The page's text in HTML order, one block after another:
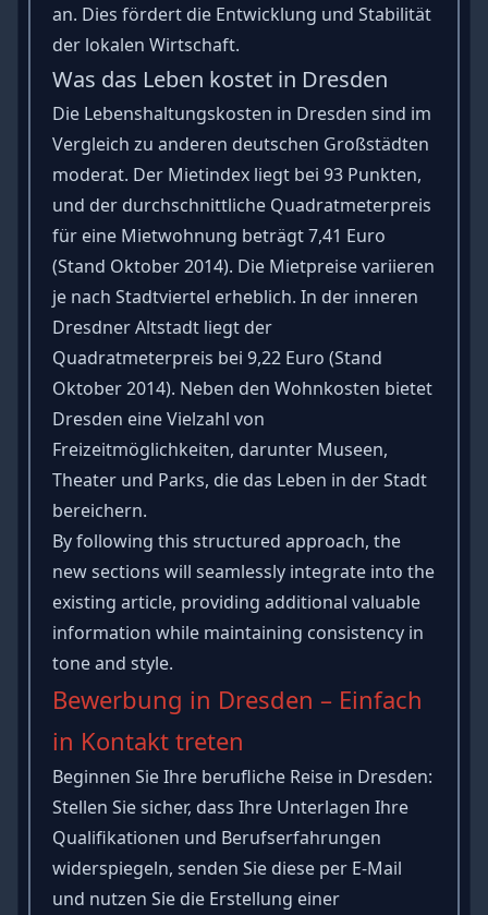
an. Dies fördert die Entwicklung und Stabilität
der lokalen Wirtschaft.
Was das Leben kostet in Dresden
Die Lebenshaltungskosten in Dresden sind im
Vergleich zu anderen deutschen Großstädten
moderat. Der Mietindex liegt bei 93 Punkten,
und der durchschnittliche Quadratmeterpreis
für eine Mietwohnung beträgt 7,41 Euro
(Stand Oktober 2014). Die Mietpreise variieren
je nach Stadtviertel erheblich. In der inneren
Dresdner Altstadt liegt der
Quadratmeterpreis bei 9,22 Euro (Stand
Oktober 2014). Neben den Wohnkosten bietet
Dresden eine Vielzahl von
Freizeitmöglichkeiten, darunter Museen,
Theater und Parks, die das Leben in der Stadt
bereichern.
By following this structured approach, the
new sections will seamlessly integrate into the
existing article, providing additional valuable
information while maintaining consistency in
tone and style.
Bewerbung in Dresden – Einfach
in Kontakt treten
Beginnen Sie Ihre berufliche Reise in Dresden:
Stellen Sie sicher, dass Ihre Unterlagen Ihre
Qualifikationen und Berufserfahrungen
widerspiegeln, senden Sie diese per E-Mail
und nutzen Sie die Erstellung einer